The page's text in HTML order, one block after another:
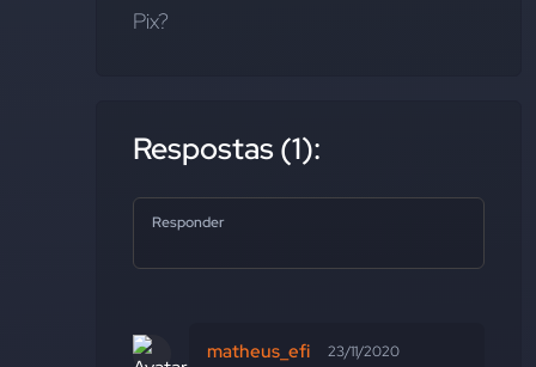
Pix?
Respostas (1):
Responder
matheus_efi 23/11/2020